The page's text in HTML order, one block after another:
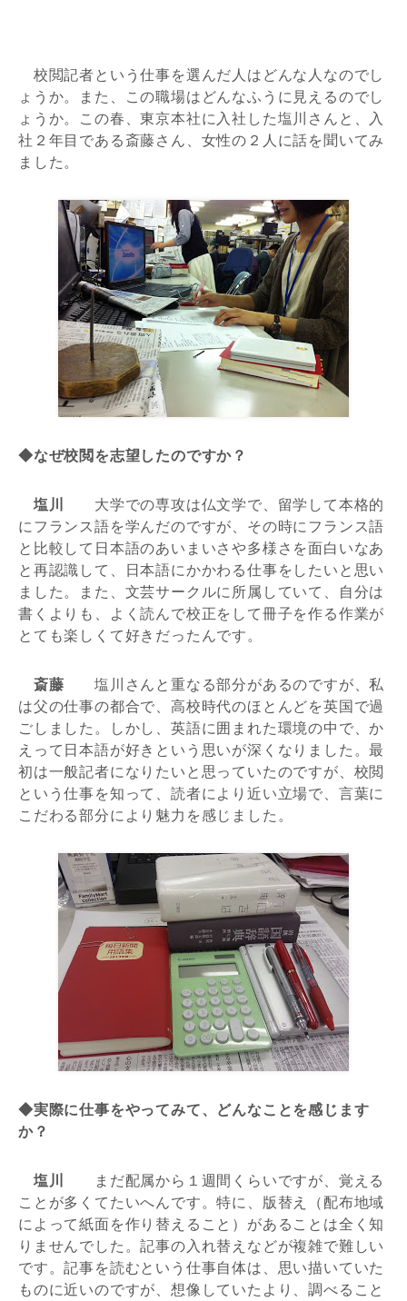
校閲記者という仕事を選んだ人はどんな人なのでし
ょうか。また、この職場はどんなふうに見えるのでし
ょうか。この春、東京本社に入社した塩川さんと、入
社２年目である斎藤さん、女性の２人に話を聞いてみ
ました。
◆なぜ校閲を志望したのですか？
塩川
大学での専攻は仏文学で、留学して本格的
にフランス語を学んだのですが、その時にフランス語
と比較して日本語のあいまいさや多様さを面白いなあ
と再認識して、日本語にかかわる仕事をしたいと思い
ました。また、文芸サークルに所属していて、自分は
書くよりも、よく読んで校正をして冊子を作る作業が
とても楽しくて好きだったんです。
斎藤 塩川さんと重なる部分があるのですが、私
は父の仕事の都合で、高校時代のほとんどを英国で過
ごしました。しかし、英語に囲まれた環境の中で、か
えって日本語が好きという思いが深くなりました。最
初は一般記者になりたいと思っていたのですが、校閲
という仕事を知って、読者により近い立場で、言葉に
こだわる部分により魅力を感じました。
◆実際に仕事をやってみて、どんなことを感じます
か？
塩川
まだ配属から１週間くらいですが、覚える
ことが多くてたいへんです。特に、版替え（配布地域
によって紙面を作り替えること）があることは全く知
りませんでした。記事の入れ替えなどが複雑で難しい
です。記事を読むという仕事自体は、思い描いていた
ものに近いのですが、想像していたより、調べること